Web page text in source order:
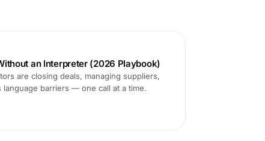
an Interpreter (2026 Playbook)
are closing deals, managing suppliers,
barriers — one call at a time.